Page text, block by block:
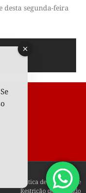
desta segunda-feira
© 2025
Política de privacidade
Restrição de conteúdo